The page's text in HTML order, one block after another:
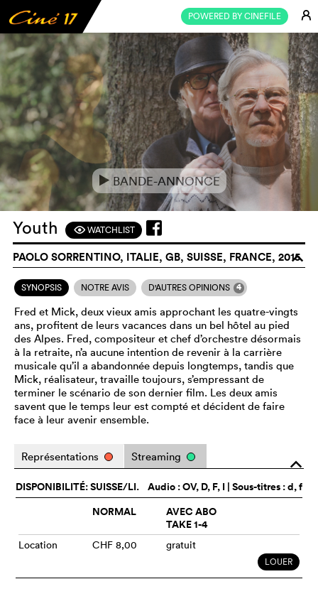
POWERED BY CINEFILE E
e BANDE-ANNONCE
Youth FWATCHLIST
PAOLO SORRENTINO, ITALIE, GB, SUISSE, FRANCE, 2015
o
SYNOPSIS NOTRE AVIS D'AUTRES OPINIONS 4
Fred et Mick, deux vieux amis approchant les quatre-vingts
ans, profitent de leurs vacances dans un bel hôtel au pied
des Alpes. Fred, compositeur et chef d’orchestre désormais
à la retraite, n’a aucune intention de revenir à la carrière
musicale qu’il a abandonnée depuis longtemps, tandis que
Mick, réalisateur, travaille toujours, s’empressant de
terminer le scénario de son dernier film. Les deux amis
savent que le temps leur est compté et décident de faire
face à leur avenir ensemble.
o
Représentations Streaming
Audio :OV, D, F, I | Sous-titres : d, f
DISPONIBILITÉ: SUISSE/LI.
NORMAL
AVEC ABO
TAKE 1-4
Location CHF 8,00 gratuit
LOUER